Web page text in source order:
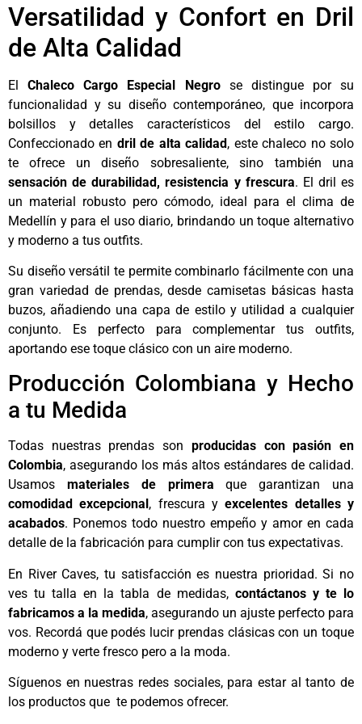
Versatilidad y Confort en Dril
de Alta Calidad
ElChaleco Cargo Especial Negrose distingue por su
funcionalidad y su diseño contemporáneo, que incorpora
bolsillos y detalles característicos del estilo cargo.
Confeccionado en dril de alta calidad, este chaleco no solo
te ofrece un diseño sobresaliente, sino también una
sensación de durabilidad, resistencia y frescura. El dril es
un material robusto pero cómodo, ideal para el clima de
Medellín y para el uso diario, brindando un toque alternativo
y moderno a tus outfits.
Su diseño versátil te permite combinarlo fácilmente con una
gran variedad de prendas, desde camisetas básicas hasta
buzos, añadiendo una capa de estilo y utilidad a cualquier
conjunto. Es perfecto para complementar tus outfits,
aportando ese toque clásico con un aire moderno.
Producción Colombiana y Hecho
a tu Medida
Todas nuestras prendas son producidas con pasión en
Colombia, asegurando los más altos estándares de calidad.
Usamos materiales de primera que garantizan una
comodidad excepcional , frescura yexcelentes detalles y
acabados. Ponemos todo nuestro empeño y amor en cada
detalle de la fabricación para cumplir con tus expectativas.
En River Caves, tu satisfacción es nuestra prioridad. Si no
ves tu talla en la tabla de medidas, contáctanos y te lo
fabricamos a la medida, asegurando un ajuste perfecto para
vos. Recordá que podés lucir prendas clásicas con un toque
moderno y verte fresco pero a la moda.
Síguenos en nuestras redes sociales, para estar al tanto de
los productos que te podemos ofrecer.